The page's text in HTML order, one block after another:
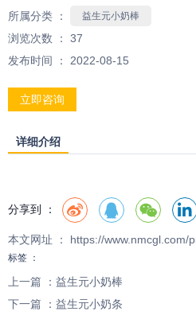
所属分类 ： 益生元小奶棒
浏览次数 ： 37
发布时间 ： 2022-08-15
立即咨询
详细介绍
分享到 ：
本文网址 ： https://www.nmcgl.com/
标签 ：
上一篇 ： 益生元小奶棒
下一篇 ： 益生元小奶条